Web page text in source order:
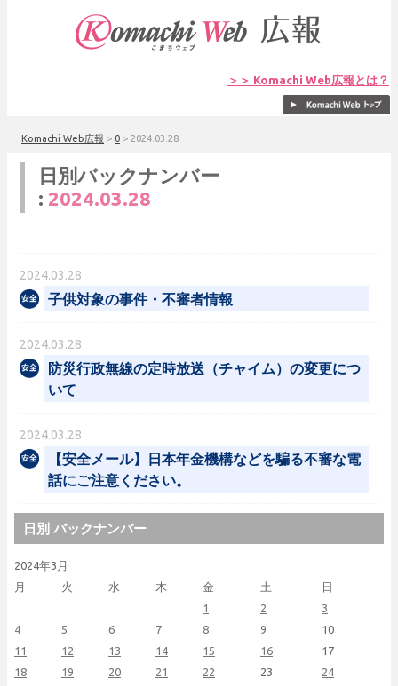
＞＞ Komachi Web広報とは？
Komachi Web広報 > 0 > 2024.03.28
日別バックナンバー
: 2024.03.28
2024.03.28
子供対象の事件・不審者情報
2024.03.28
防災行政無線の定時放送（チャイム）の変更につ
いて
2024.03.28
【安全メール】日本年金機構などを騙る不審な電
話にご注意ください。
日別 バックナンバー
2024年3月
月
火 水 木 金 土 日
1 2
3
4
5 6 7 8 9
10
11
12 13 14 15 16
17
18
19 20 21 22 23
24